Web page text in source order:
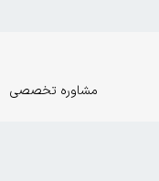
مشاوره تخصصی